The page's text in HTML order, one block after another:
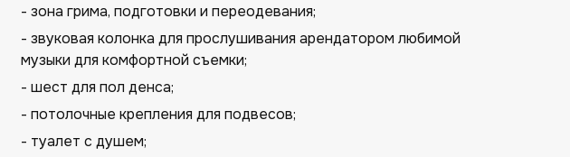
- зона грима, подготовки и переодевания;
- звуковая колонка для прослушивания арендатором любимой
музыки для комфортной съемки;
- шест для пол денса;
- потолочные крепления для подвесов;
- туалет с душем;